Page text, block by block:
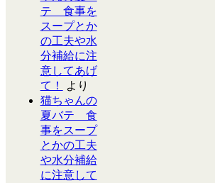
テ 食事を
スープとか
の工夫や水
分補給に注
意してあげ
て！
より
猫ちゃんの
夏バテ 食
事をスープ
とかの工夫
や水分補給
に注意して